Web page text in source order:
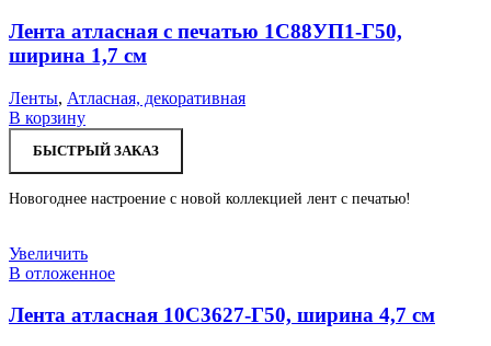
Лента атласная с печатью 1С88УП1-Г50,
ширина 1,7 см
Ленты, Атласная, декоративная
В корзину
БЫСТРЫЙ ЗАКАЗ
Новогоднее настроение с новой коллекцией лент с печатью!
Увеличить
В отложенное
Лента атласная 10С3627-Г50, ширина 4,7 см